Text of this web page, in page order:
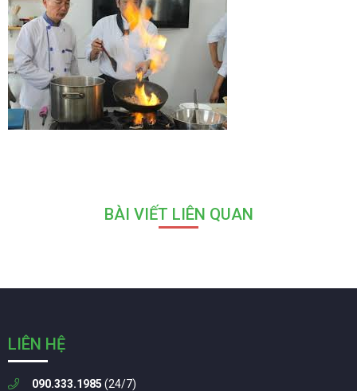
BÀI VIẾT LIÊN QUAN
LIÊN HỆ
090.333.1985 (24/7)